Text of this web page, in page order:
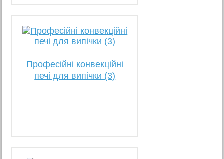
Професійні конвекційні
печі для випічки (3)